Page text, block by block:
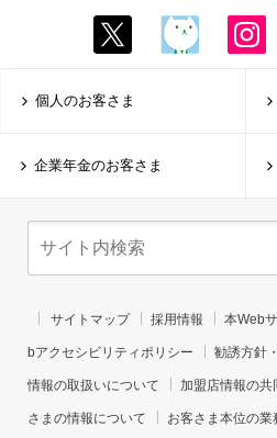
個人のお客さま
企業年金のお客さま
サイトマップ 採用情報 本Web
bアクセシビリティポリシー 勧誘方針
情報の取扱いについて 加盟店情報の共
さまの情報について お客さま本位の業